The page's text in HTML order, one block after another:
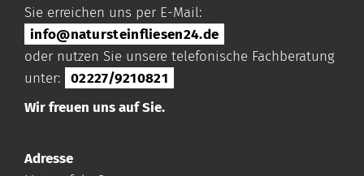
Sie erreichen uns per E-Mail:
info@natursteinfliesen24.de
oder nutzen Sie unsere telefonische Fachberatung
unter:
02227/9210821
Wir freuen uns auf Sie.
Adresse